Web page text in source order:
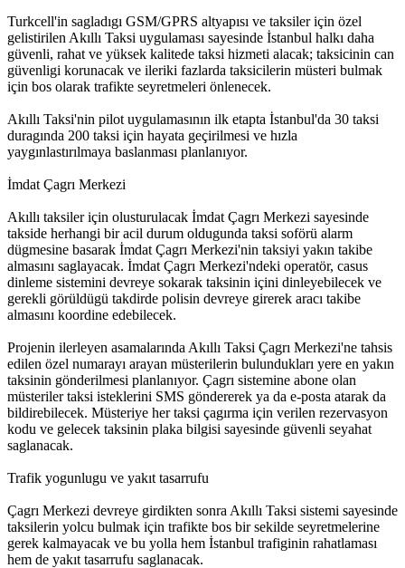
Turkcell'in sagladıgı GSM/GPRS altyapısı ve taksiler için özel
gelistirilen Akıllı Taksi uygulaması sayesinde İstanbul halkı daha
güvenli, rahat ve yüksek kalitede taksi hizmeti alacak; taksicinin can
güvenligi korunacak ve ileriki fazlarda taksicilerin müsteri bulmak
için bos olarak trafikte seyretmeleri önlenecek.
Akıllı Taksi'nin pilot uygulamasının ilk etapta İstanbul'da 30 taksi
duragında 200 taksi için hayata geçirilmesi ve hızla
yaygınlastırılmaya baslanması planlanıyor.
İmdat Çagrı Merkezi
Akıllı taksiler için olusturulacak İmdat Çagrı Merkezi sayesinde
takside herhangi bir acil durum oldugunda taksi soförü alarm
dügmesine basarak İmdat Çagrı Merkezi'nin taksiyi yakın takibe
almasını saglayacak. İmdat Çagrı Merkezi'ndeki operatör, casus
dinleme sistemini devreye sokarak taksinin içini dinleyebilecek ve
gerekli görüldügü takdirde polisin devreye girerek aracı takibe
almasını koordine edebilecek.
Projenin ilerleyen asamalarında Akıllı Taksi Çagrı Merkezi'ne tahsis
edilen özel numarayı arayan müsterilerin bulundukları yere en yakın
taksinin gönderilmesi planlanıyor. Çagrı sistemine abone olan
müsteriler taksi isteklerini SMS göndererek ya da e-posta atarak da
bildirebilecek. Müsteriye her taksi çagırma için verilen rezervasyon
kodu ve gelecek taksinin plaka bilgisi sayesinde güvenli seyahat
saglanacak.
Trafik yogunlugu ve yakıt tasarrufu
Çagrı Merkezi devreye girdikten sonra Akıllı Taksi sistemi sayesinde
taksilerin yolcu bulmak için trafikte bos bir sekilde seyretmelerine
gerek kalmayacak ve bu yolla hem İstanbul trafiginin rahatlaması
hem de yakıt tasarrufu saglanacak.